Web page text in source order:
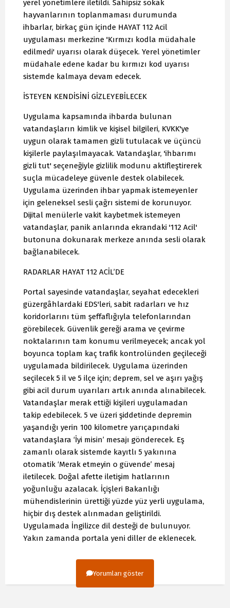
yerel yönetimlere iletildi. Sahipsiz sokak
hayvanlarının toplanmaması durumunda
ihbarlar, birkaç gün içinde HAYAT 112 Acil
uygulaması merkezine 'Kırmızı kodla müdahale
edilmedi' uyarısı olarak düşecek. Yerel yönetimler
müdahale edene kadar bu kırmızı kod uyarısı
sistemde kalmaya devam edecek.
İSTEYEN KENDİSİNİ GİZLEYEBİLECEK
Uygulama kapsamında ihbarda bulunan
vatandaşların kimlik ve kişisel bilgileri, KVKK'ye
uygun olarak tamamen gizli tutulacak ve üçüncü
kişilerle paylaşılmayacak. Vatandaşlar, 'ihbarımı
gizli tut' seçeneğiyle gizlilik modunu aktifleştirerek
suçla mücadeleye güvenle destek olabilecek.
Uygulama üzerinden ihbar yapmak istemeyenler
için geleneksel sesli çağrı sistemi de korunuyor.
Dijital menülerle vakit kaybetmek istemeyen
vatandaşlar, panik anlarında ekrandaki '112 Acil'
butonuna dokunarak merkeze anında sesli olarak
bağlanabilecek.
RADARLAR HAYAT 112 ACİL’DE
Portal sayesinde vatandaşlar, seyahat edecekleri
güzergâhlardaki EDS'leri, sabit radarları ve hız
koridorlarını tüm şeffaflığıyla telefonlarından
görebilecek. Güvenlik gereği arama ve çevirme
noktalarının tam konumu verilmeyecek; ancak yol
boyunca toplam kaç trafik kontrolünden geçileceği
uygulamada bildirilecek. Uygulama üzerinden
seçilecek 5 il ve 5 ilçe için; deprem, sel ve aşırı yağış
gibi acil durum uyarıları artık anında alınabilecek.
Vatandaşlar merak ettiği kişileri uygulamadan
takip edebilecek. 5 ve üzeri şiddetinde depremin
yaşandığı yerin 100 kilometre yarıçapındaki
vatandaşlara ‘İyi misin’ mesajı gönderecek. Eş
zamanlı olarak sistemde kayıtlı 5 yakınına
otomatik ‘Merak etmeyin o güvende’ mesaj
iletilecek. Doğal afette iletişim hatlarının
yoğunluğu azalacak. İçişleri Bakanlığı
mühendislerinin ürettiği yüzde yüz yerli uygulama,
hiçbir dış destek alınmadan geliştirildi.
Uygulamada İngilizce dil desteği de bulunuyor.
Yakın zamanda portala yeni diller de eklenecek.
Yorumları göster